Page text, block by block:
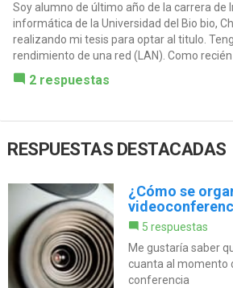
Soy alumno de último año de la carrera de
informática de la Universidad del Bio bio,
realizando mi tesis para optar al titulo.
rendimiento de una red (LAN). Como recién
2 respuestas
RESPUESTAS DESTACADAS
¿Cómo se
5 respuestas
Me gustaría saber
cuanta al momento
conferencia